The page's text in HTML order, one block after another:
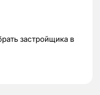
застройщика в